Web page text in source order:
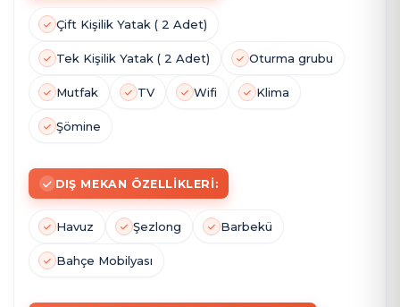
Çift Kişilik Yatak ( 2 Adet)
Tek Kişilik Yatak ( 2 Adet) Oturma grubu
Mutfak TV Wifi Klima
Şömine
DIŞ MEKAN ÖZELLIKLERI:
Havuz Şezlong Barbekü
Bahçe Mobilyası